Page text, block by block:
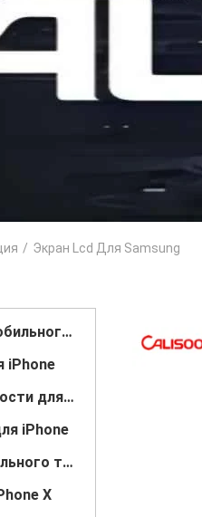
/ Экран Lcd Для Samsung
Ли-ионная батарея мобильного телефона
iPhone
Батарея высокой емкости для iPhone
iPhone
Акумулятор для мобильного телефона
X